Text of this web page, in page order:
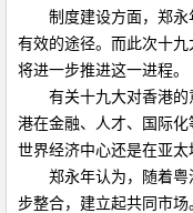
制度建设方面，郑永
有效的途径。而此次十九
将进一步推进这一进程。
有关十九大对香港的
港在金融、人才、国际化
世界经济中心还是在亚太
郑永年认为，随着粤
步整合，建立起共同市